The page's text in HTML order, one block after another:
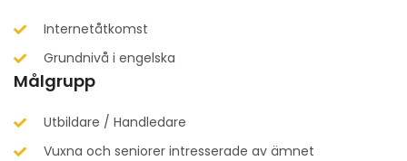
Internetåtkomst
Grundnivå i engelska
Målgrupp
Utbildare / Handledare
Vuxna och seniorer intresserade av ämnet